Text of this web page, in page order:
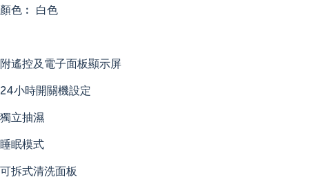
顏色︰ 白色
附遙控及電子面板顯示屏
24小時開關機設定
獨立抽濕
睡眠模式
可拆式清洗面板